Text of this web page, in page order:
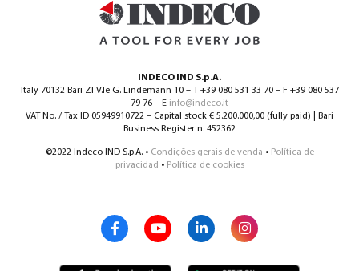
INDECO IND S.p.A.
Italy 70132 Bari ZI V.le G. Lindemann 10 – T +39 080 531 33 70 – F +39 080 537
79 76 – E info@indeco.it
VAT No. / Tax ID 05949910722 – Capital stock € 5.200.000,00 (fully paid) | Bari
Business Register n. 452362
©2022 Indeco IND S.p.A. • Condições gerais de venda • Política de
privacidad • Política de cookies